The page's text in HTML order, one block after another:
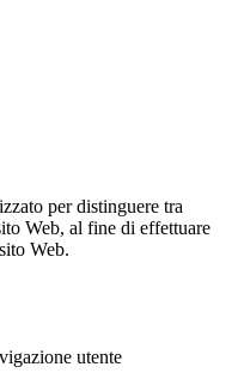
per distinguere tra
Web, al fine di effettuare
Web.
utente